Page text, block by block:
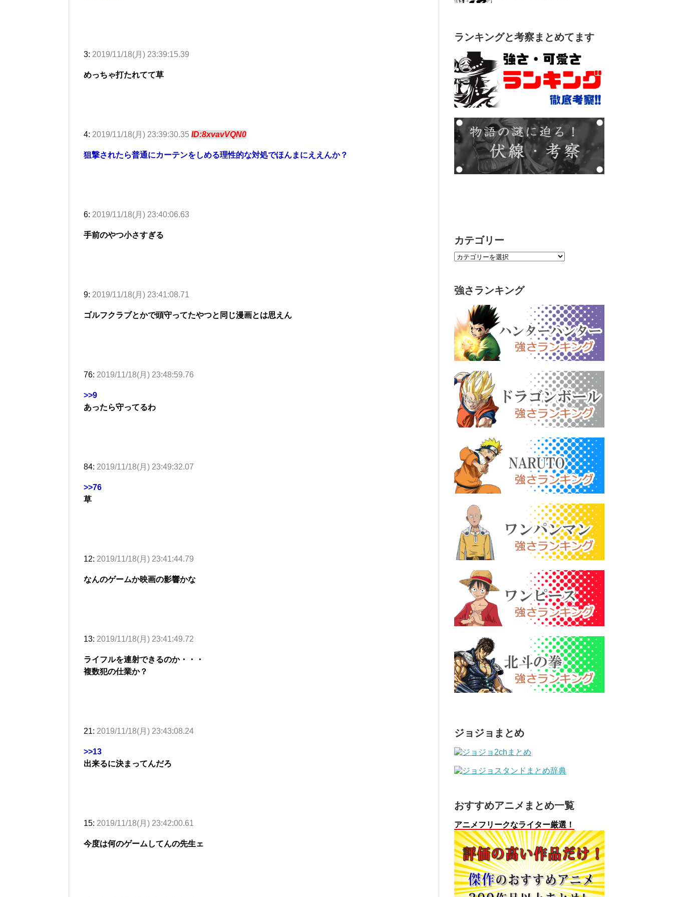
3: 2019/11/18(月) 23:39:15.39
めっちゃ打たれてて草
4: 2019/11/18(月) 23:39:30.35 ID:8xvavVQN0
狙撃されたら普通にカーテンをしめる理性的な対処でほんまにええんか？
6: 2019/11/18(月) 23:40:06.63
手前のやつ小さすぎる
9: 2019/11/18(月) 23:41:08.71
ゴルフクラブとかで頭守ってたやつと同じ漫画とは思えん
76: 2019/11/18(月) 23:48:59.76
>>9
あったら守ってるわ
84: 2019/11/18(月) 23:49:32.07
>>76
草
12: 2019/11/18(月) 23:41:44.79
なんのゲームか映画の影響かな
13: 2019/11/18(月) 23:41:49.72
ライフルを連射できるのか・・・
複数犯の仕業か？
21: 2019/11/18(月) 23:43:08.24
>>13
出来るに決まってんだろ
15: 2019/11/18(月) 23:42:00.61
今度は何のゲームしてんの先生ェ
ランキングと考察まとめてます
カテゴリー
強さランキング
ジョジョまとめ
おすすめアニメまとめ一覧
アニメフリークなライター厳選！